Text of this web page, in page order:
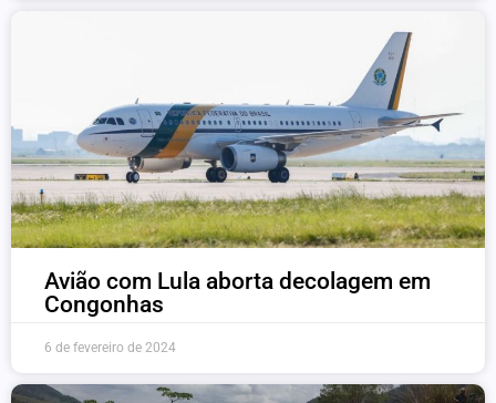
Avião com Lula aborta decolagem em
Congonhas
6 de fevereiro de 2024